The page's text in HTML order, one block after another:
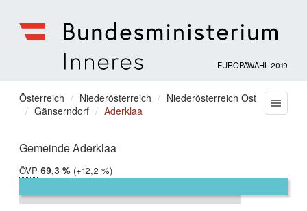
für
Inneres
EUROPAWAHL 2019
Sie
befinden
hier:
Österreich Niederösterreich
Niederösterreich Ost
Gänserndorf
Aderklaa
Gemeinde Aderklaa
ÖVP 2019:
69,3 %
2014:
57,1 %
Differenz:
+12,2 %